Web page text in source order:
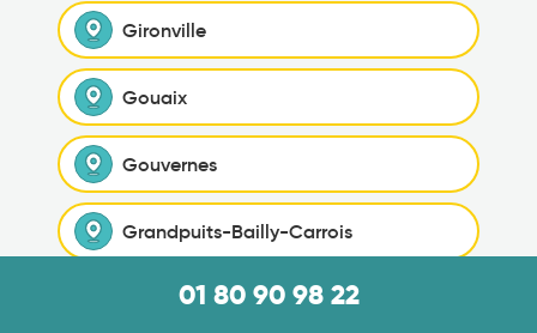
Gironville
Gouaix
Gouvernes
Grandpuits-Bailly-Carrois
Gravon01 80 90 98 22